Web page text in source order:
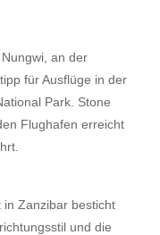
an der
für Ausflüge in der
Park. Stone
Flughafen erreicht
in Zanzibar besticht
und die